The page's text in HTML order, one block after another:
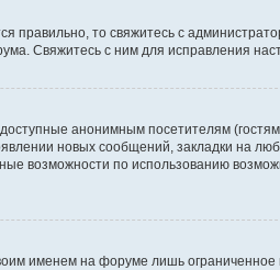
правильно, то свяжитесь с
Свяжитесь с ним для исправления
анонимным посетителям
новых сообщений, закладки на
возможности по использованию
именем на форуме лишь